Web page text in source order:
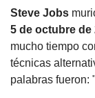
Steve Jobs
5 de octubre de
mucho tiempo
técnicas
palabras fueron: